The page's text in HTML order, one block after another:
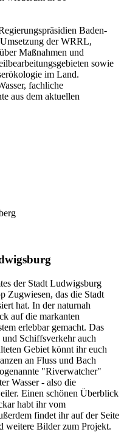
Baden-
der WRRL,
Maßnahmen und
sowie
im Land.
fachliche
aus dem aktuellen
der Stadt Ludwigsburg
Zugwiesen, das die Stadt
hat. In der naturnah
auf die markanten
erlebbar gemacht. Das
Schiffsverkehr auch
Gebiet könnt ihr euch
an Fluss und Bach
"Riverwatcher"
Wasser - also die
Einen schönen Überblick
habt ihr vom
findet ihr auf der Seite
weitere Bilder zum Projekt.